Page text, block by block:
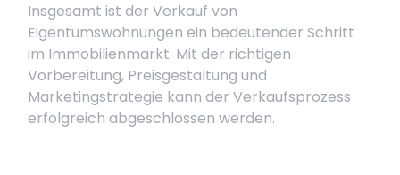
Insgesamt ist der Verkauf von
Eigentumswohnungen ein bedeutender Schritt
im Immobilienmarkt. Mit der richtigen
Vorbereitung, Preisgestaltung und
Marketingstrategie kann der Verkaufsprozess
erfolgreich abgeschlossen werden.